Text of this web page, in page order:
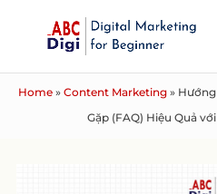
Home» Content Marketing» Hướng
Gặp (FAQ) Hiệu Quả